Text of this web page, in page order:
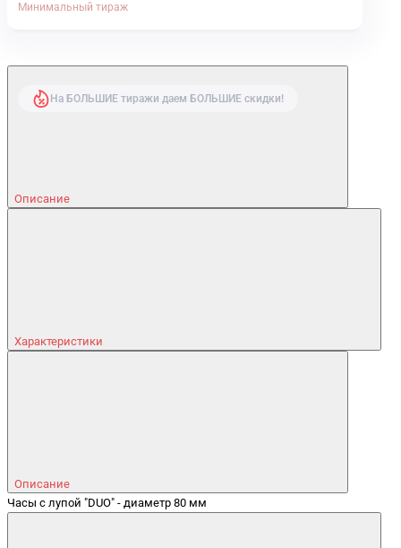
Минимальный тираж
На БОЛЬШИЕ тиражи даем БОЛЬШИЕ скидки!
Описание
Характеристики
Описание
Часы с лупой "DUO" - диаметр 80 мм